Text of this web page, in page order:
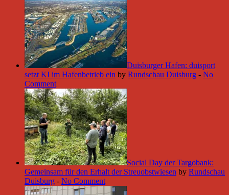
Duisburger Hafen: duisport
setzt KI im Hafenbetrieb ein by Rundschau Duisburg - No
Comment
Social Day der Targobank:
Gemeinsam für den Erhalt der Streuobstwiesen by Rundschau
Duisburg - No Comment